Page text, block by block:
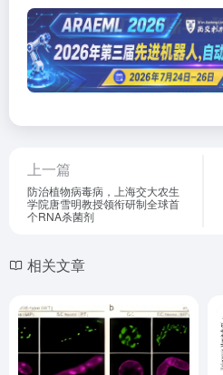
上一篇
防治植物病毒病，上海交大农生
学院唐雪明教授领衔研制全球首
个RNA杀菌剂
相关文章